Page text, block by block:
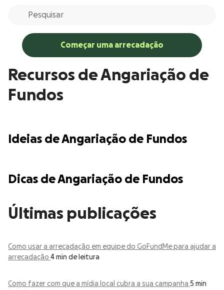
Começar uma arrecadação
Recursos de Angariação de
Fundos
Ideias de Angariação de Fundos
Dicas de Angariação de Fundos
Últimas publicações
Como usar a arrecadação em equipe do GoFundMe para ajudar a
arrecadação 4 min de leitura
Como fazer com que a mídia local cubra a sua campanha 5 min